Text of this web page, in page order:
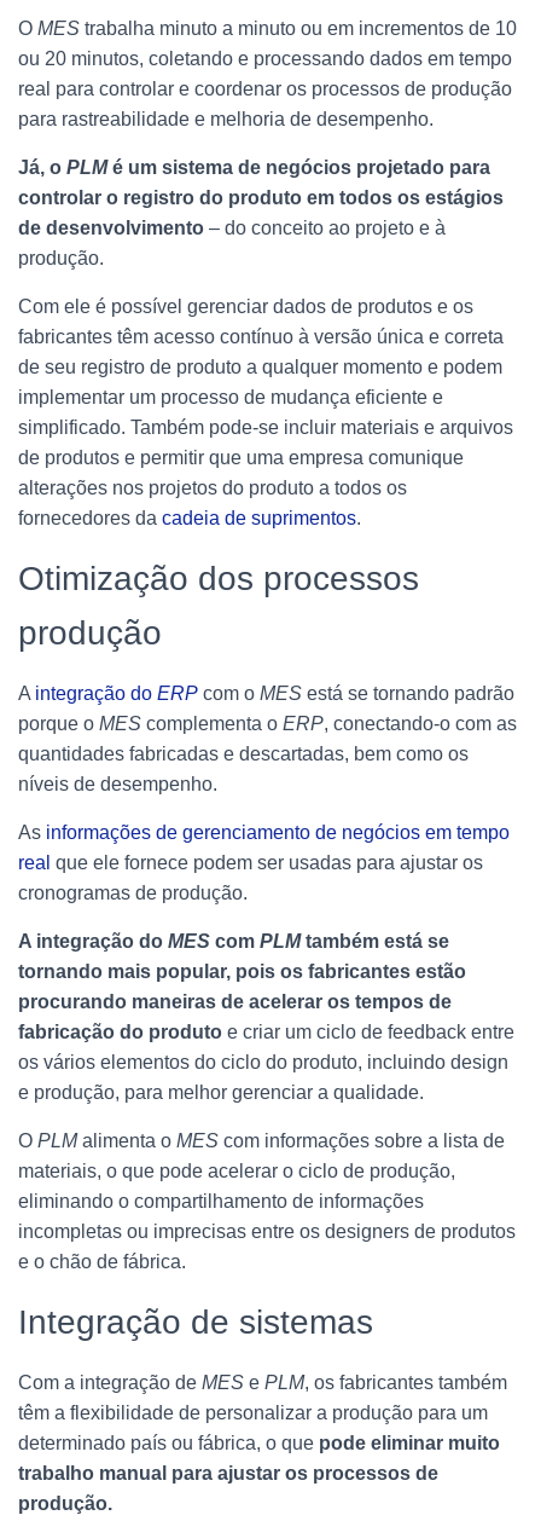
O MES trabalha minuto a minuto ou em incrementos de 10
ou 20 minutos, coletando e processando dados em tempo
real para controlar e coordenar os processos de produção
para rastreabilidade e melhoria de desempenho.
Já, o PLMé um sistema de negócios projetado para
controlar o registro do produto em todos os estágios
de desenvolvimento – do conceito ao projeto e à
produção.
Com ele é possível gerenciar dados de produtos e os
fabricantes têm acesso contínuo à versão única e correta
de seu registro de produto a qualquer momento e podem
implementar um processo de mudança eficiente e
simplificado. Também pode-se incluir materiais e arquivos
de produtos e permitir que uma empresa comunique
alterações nos projetos do produto a todos os
fornecedores da cadeia de suprimentos.
Otimização dos processos
produção
A integração do ERP com o MES está se tornando padrão
porque o MES complementa o ERP, conectando-o com as
quantidades fabricadas e descartadas, bem como os
níveis de desempenho.
As informações de gerenciamento de negócios em tempo
real que ele fornece podem ser usadas para ajustar os
cronogramas de produção.
A integração do MES com PLMtambém está se
tornando mais popular, pois os fabricantes estão
procurando maneiras de acelerar os tempos de
fabricação do produto e criar um ciclo de feedback entre
os vários elementos do ciclo do produto, incluindo design
e produção, para melhor gerenciar a qualidade.
O PLMalimenta o MES com informações sobre a lista de
materiais, o que pode acelerar o ciclo de produção,
eliminando o compartilhamento de informações
incompletas ou imprecisas entre os designers de produtos
e o chão de fábrica.
Integração de sistemas
Com a integração de MES e PLM, os fabricantes também
têm a flexibilidade de personalizar a produção para um
determinado país ou fábrica, o que pode eliminar muito
trabalho manual para ajustar os processos de
produção.